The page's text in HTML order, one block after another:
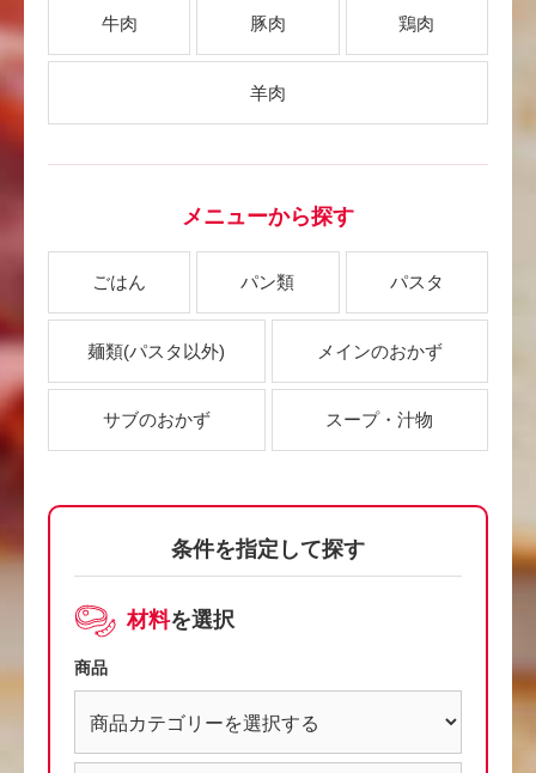
牛肉 豚肉 鶏肉
羊肉
メニューから探す
ごはん パン類 パスタ
麺類(パスタ以外) メインのおかず
サブのおかず スープ・汁物
条件を指定して探す
材料を選択
商品